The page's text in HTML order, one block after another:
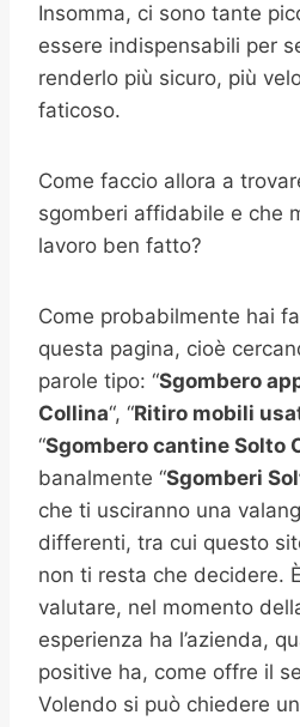
Insomma, ci sono tante
essere indispensabili per
renderlo più sicuro, più
faticoso.
Come faccio allora a
sgomberi affidabile e che
lavoro ben fatto?
Come probabilmente hai
questa pagina, cioè
parole tipo: “Sgombero
Collina“, “Ritiro mobili
“Sgombero cantine Solto
banalmente “Sgomberi
che ti usciranno una
differenti, tra cui questo
non ti resta che decidere.
valutare, nel momento
esperienza ha l’azienda,
positive ha, come offre il
Volendo si può chiedere